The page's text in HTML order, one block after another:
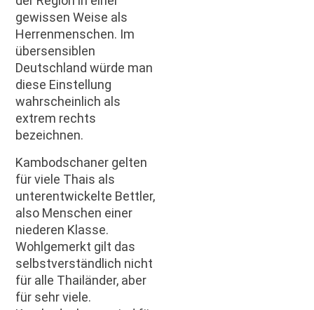
gewissen Weise als
Herrenmenschen. Im
übersensiblen
Deutschland würde man
diese Einstellung
wahrscheinlich als
extrem rechts
bezeichnen.
Kambodschaner gelten
für viele Thais als
unterentwickelte Bettler,
also Menschen einer
niederen Klasse.
Wohlgemerkt gilt das
selbstverständlich nicht
für alle Thailänder, aber
für sehr viele.